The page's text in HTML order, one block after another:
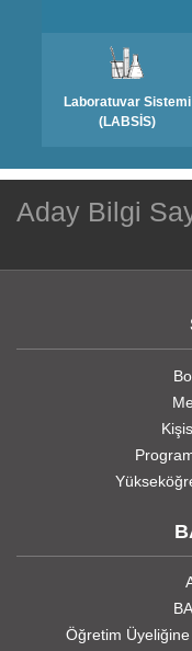
Laboratuvar Sistemi
(LABSİS)
Aday Bilgi
Öğretim